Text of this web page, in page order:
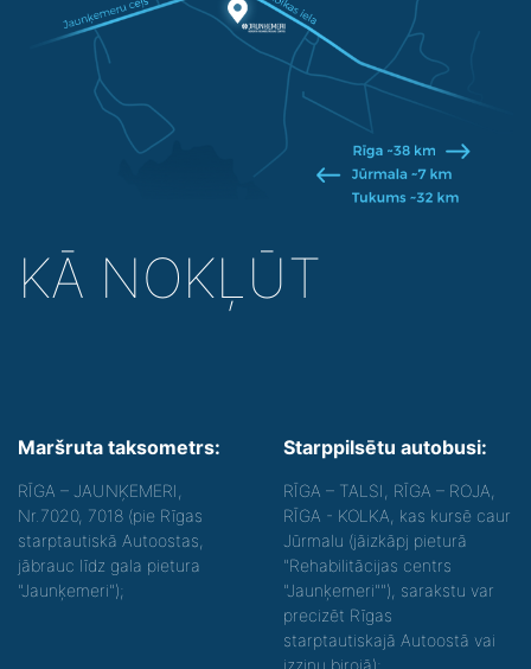
KĀ NOKĻŪT
Maršruta taksometrs:
RĪGA – JAUNĶEMERI,
Nr.7020, 7018 (pie Rīgas
starptautiskā Autoostas,
jābrauc līdz gala pietura
"Jaunķemeri");
Starppilsētu autobusi:
RĪGA – TALSI, RĪGA – ROJA,
RĪGA - KOLKA, kas kursē caur
Jūrmalu (jāizkāpj pieturā
"Rehabilitācijas centrs
"Jaunķemeri""), sarakstu var
precizēt Rīgas
starptautiskajā Autoostā vai
izziņu birojā);